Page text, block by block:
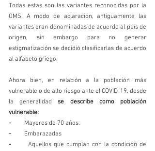
Todas estas son las variantes reconocidas por la
OMS. A modo de aclaración, antiguamente las
variantes eran denominadas de acuerdo al país de
origen, sin embargo para no generar
estigmatización se decidió clasificarlas de acuerdo
al alfabeto griego.
Ahora bien, en relación a la población más
vulnerable o de alto riesgo ante el COVID-19, desde
la generalidad se describe como población
vulnerable:
-
       Mayores de 70 años.
-
       Embarazadas
-
     Aquellos que cumplan con la condición de